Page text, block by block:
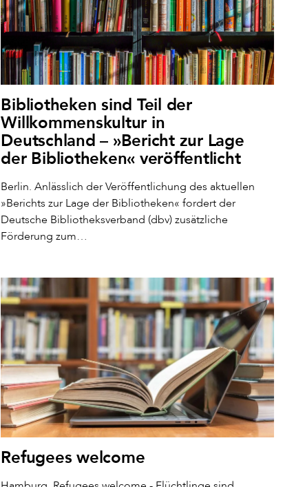
Bibliotheken sind Teil der
Willkommenskultur in
Deutschland – »Bericht zur Lage
der Bibliotheken« veröffentlicht
Berlin. Anlässlich der Veröffentlichung des aktuellen
»Berichts zur Lage der Bibliotheken« fordert der
Deutsche Bibliotheksverband (dbv) zusätzliche
Förderung zum…
Refugees welcome